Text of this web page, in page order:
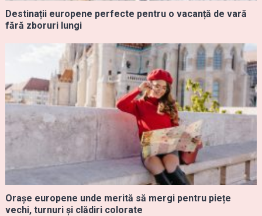
Destinații europene perfecte pentru o vacanță de vară
fără zboruri lungi
Orașe europene unde merită să mergi pentru piețe
vechi, turnuri și clădiri colorate